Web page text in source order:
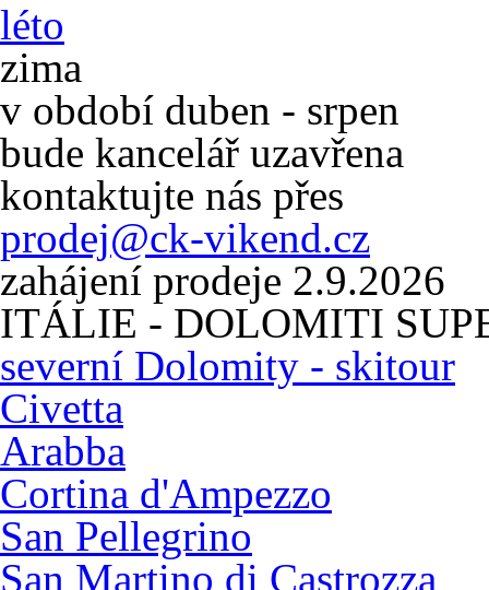
léto
zima
v období duben - srpen
bude kancelář uzavřena
kontaktujte nás přes
prodej@ck-vikend.cz
zahájení prodeje 2.9.2026
ITÁLIE - DOLOMITI
severní Dolomity - skitour
Civetta
Arabba
Cortina d'Ampezzo
San Pellegrino
San Martino di Castrozza